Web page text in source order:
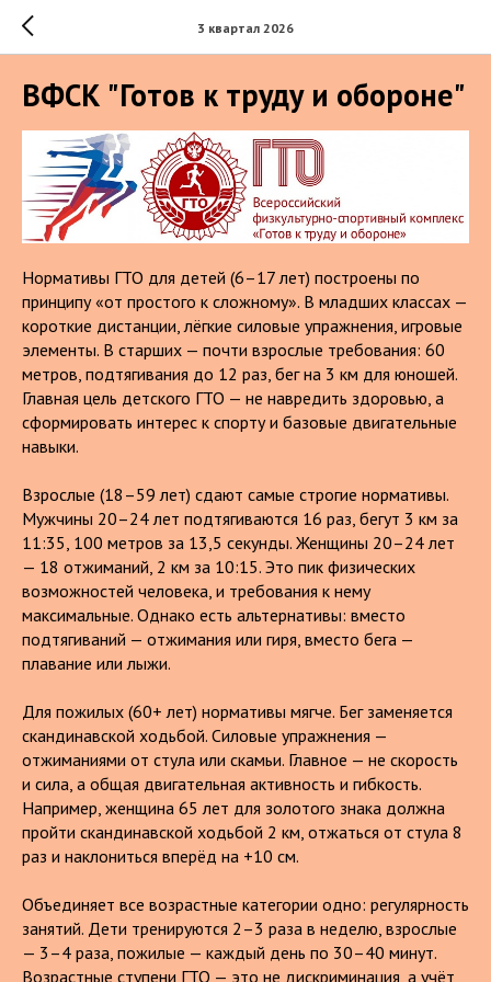
3 квартал 2026
ВФСК "Готов к труду и обороне"
Нормативы ГТО для детей (6–17 лет) построены по
принципу «от простого к сложному». В младших классах —
короткие дистанции, лёгкие силовые упражнения, игровые
элементы. В старших — почти взрослые требования: 60
метров, подтягивания до 12 раз, бег на 3 км для юношей.
Главная цель детского ГТО — не навредить здоровью, а
сформировать интерес к спорту и базовые двигательные
навыки.
Взрослые (18–59 лет) сдают самые строгие нормативы.
Мужчины 20–24 лет подтягиваются 16 раз, бегут 3 км за
11:35, 100 метров за 13,5 секунды. Женщины 20–24 лет
— 18 отжиманий, 2 км за 10:15. Это пик физических
возможностей человека, и требования к нему
максимальные. Однако есть альтернативы: вместо
подтягиваний — отжимания или гиря, вместо бега —
плавание или лыжи.
Для пожилых (60+ лет) нормативы мягче. Бег заменяется
скандинавской ходьбой. Силовые упражнения —
отжиманиями от стула или скамьи. Главное — не скорость
и сила, а общая двигательная активность и гибкость.
Например, женщина 65 лет для золотого знака должна
пройти скандинавской ходьбой 2 км, отжаться от стула 8
раз и наклониться вперёд на +10 см.
Объединяет все возрастные категории одно: регулярность
занятий. Дети тренируются 2–3 раза в неделю, взрослые
— 3–4 раза, пожилые — каждый день по 30–40 минут.
Возрастные ступени ГТО — это не дискриминация, а учёт